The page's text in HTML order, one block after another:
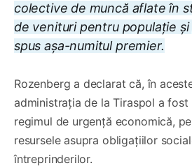
colective de muncă aflate în
de venituri pentru populație și
spus așa-numitul premier.
Rozenberg a declarat că, în
administrația de la Tiraspol a
regimul de urgență economică,
resursele asupra obligațiilor
întreprinderilor.